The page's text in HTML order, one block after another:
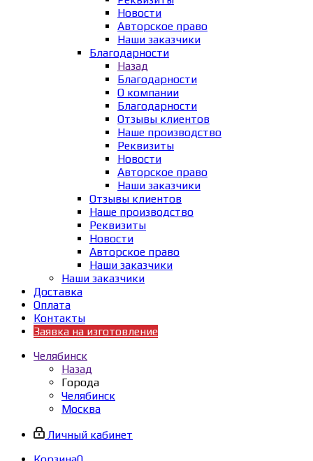
Новости
Авторское право
Наши заказчики
Благодарности
Назад
Благодарности
О компании
Благодарности
Отзывы клиентов
Наше производство
Реквизиты
Новости
Авторское право
Наши заказчики
Отзывы клиентов
Наше производство
Реквизиты
Новости
Авторское право
Наши заказчики
Наши заказчики
Доставка
Оплата
Контакты
Заявка на изготовление
Челябинск
Назад
Города
Челябинск
Москва
Личный кабинет